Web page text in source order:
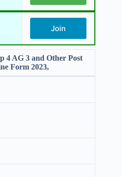
Join
4 AG 3 and Other Post
Form 2023,